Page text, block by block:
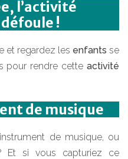
l’activité
!
et regardez les enfants se
pour rendre cette activité
de musique
de musique, ou
Et si vous capturiez ce